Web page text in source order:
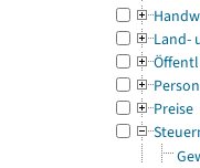
Land-
Preise